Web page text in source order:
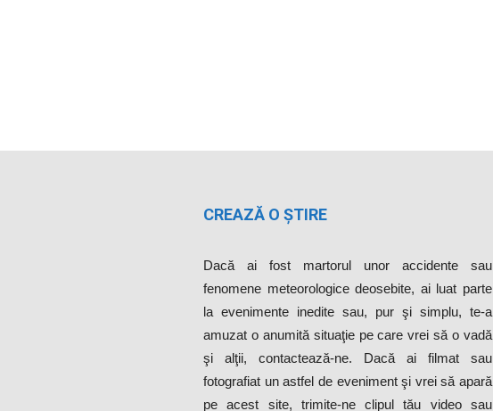
CREAZĂ O ȘTIRE
Dacă ai fost martorul unor accidente sau
fenomene meteorologice deosebite, ai luat parte
la evenimente inedite sau, pur şi simplu, te-a
amuzat o anumită situaţie pe care vrei să o vadă
şi alţii, contactează-ne. Dacă ai filmat sau
fotografiat un astfel de eveniment şi vrei să apară
pe acest site, trimite-ne clipul tău video sau